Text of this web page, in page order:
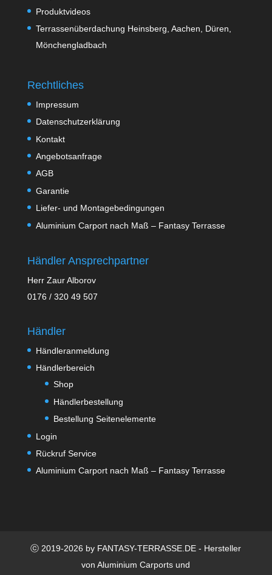
Produktvideos
Terrassenüberdachung Heinsberg, Aachen, Düren,
Mönchengladbach
Rechtliches
Impressum
Datenschutzerklärung
Kontakt
Angebotsanfrage
AGB
Garantie
Liefer- und Montagebedingungen
Aluminium Carport nach Maß – Fantasy Terrasse
Händler Ansprechpartner
Herr Zaur Alborov
0176 / 320 49 507
Händler
Händleranmeldung
Händlerbereich
Shop
Händlerbestellung
Bestellung Seitenelemente
Login
Rückruf Service
Aluminium Carport nach Maß – Fantasy Terrasse
ⓒ 2019-2026 by FANTASY-TERRASSE.DE - Hersteller
von Aluminium Carports und